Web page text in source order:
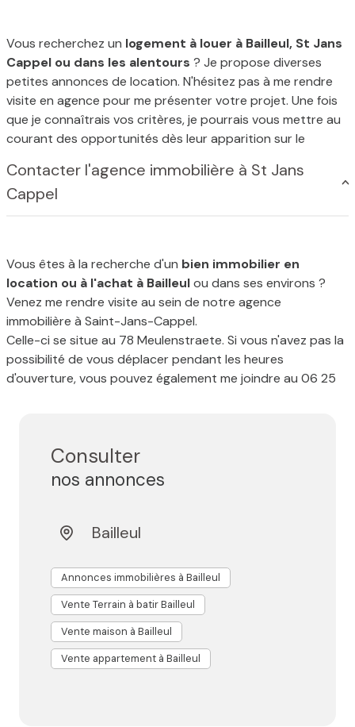
Consulter
nos annonces
Bailleul
Annonces immobilières à Bailleul
Vente Terrain à batir Bailleul
Vente maison à Bailleul
Vente appartement à Bailleul
Vous recherchez un logement à louer à Bailleul, St Jans
Cappel ou dans les alentours ? Je propose diverses
petites annonces de location. N'hésitez pas à me rendre
visite en agence pour me présenter votre projet. Une fois
que je connaîtrais vos critères, je pourrais vous mettre au
courant des opportunités dès leur apparition sur le
Contacter l'agence immobilière à St Jans
Cappel
Vous êtes à la recherche d'un bien immobilier en
location ou à l'achat à Bailleulou dans ses environs ?
Venez me rendre visite au sein de notre agence
immobilière à Saint-Jans-Cappel.
Celle-ci se situe au 78 Meulenstraete. Si vous n'avez pas la
possibilité de vous déplacer pendant les heures
d'ouverture, vous pouvez également me joindre au 06 25